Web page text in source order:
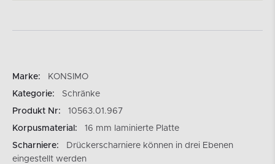
Marke:
KONSIMO
Kategorie:
Schränke
Produkt Nr:
10563.01.967
Korpusmaterial:
16 mm laminierte Platte
Scharniere:
Drückerscharniere können in drei Ebenen
eingestellt werden